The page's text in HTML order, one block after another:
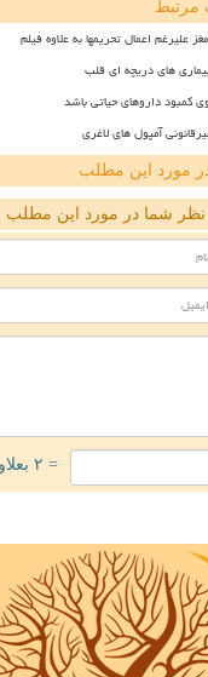
مرتبط
اعمال تحریمها به علاوه فیلم
های دریچه ای قلب
کمبود داروهای حیاتی باشد
آمپول های لاغری
مورد این مطلب
نظر شما در مورد این مطلب
= ۲ بعلاوه ۳